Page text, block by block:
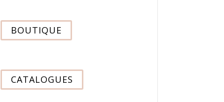
BOUTIQUE
CATALOGUES